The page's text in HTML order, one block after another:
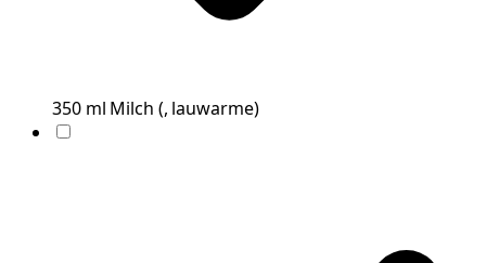
350 ml Milch (, lauwarme)